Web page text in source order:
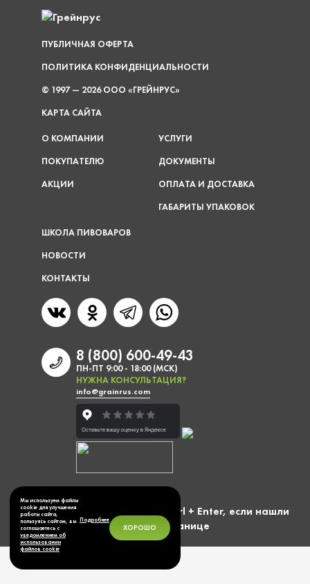
ПУБЛИЧНАЯ ОФЕРТА
ПОЛИТИКА КОНФИДЕНЦИАЛЬНОСТИ
© 1997 — 2026 ООО «ГРЕЙНРУС»
КАРТА САЙТА
О КОМПАНИИ
ПОКУПАТЕЛЮ
АКЦИИ
УСЛУГИ
ДОКУМЕНТЫ
ОПЛАТА И ДОСТАВКА
ГАБАРИТЫ УПАКОВОК
ШКОЛА ПИВОВАРОВ
НОВОСТИ
КОНТАКТЫ
8 (800) 600-49-43
ПН-ПТ 9:00 - 18:00 (МСК)
НУЖНА КОНСУЛЬТАЦИЯ?
info@grainrus.com
Мы используем файлы
cookie для улучшения
работы сайта,
пользуясь сайтом, вы
соглашаетесь с
уведомлением об
использовании
файлов cookie
Подробнее
ХОРОШО
Выделите фразу и нажмите Ctrl + Enter, если нашли
ошибку на странице